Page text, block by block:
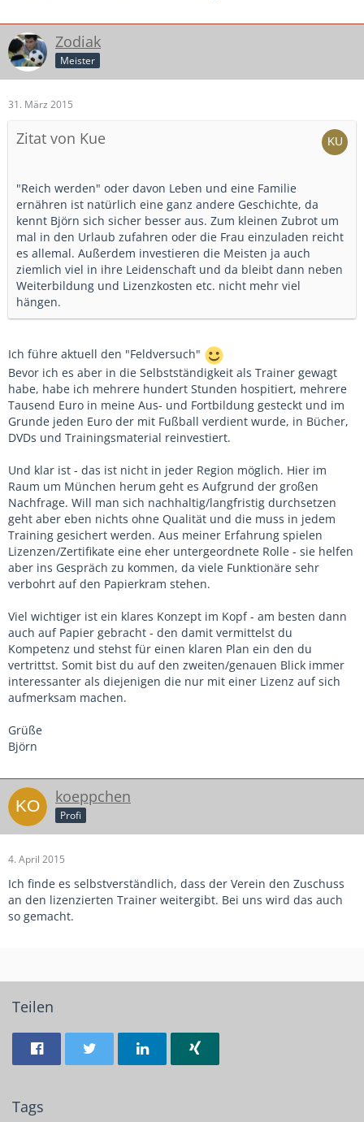
Zodiak
Meister
31. März 2015
Zitat von Kue
"Reich werden" oder davon Leben und eine Familie
ernähren ist natürlich eine ganz andere Geschichte, da
kennt Björn sich sicher besser aus. Zum kleinen Zubrot um
mal in den Urlaub zufahren oder die Frau einzuladen reicht
es allemal. Außerdem investieren die Meisten ja auch
ziemlich viel in ihre Leidenschaft und da bleibt dann neben
Weiterbildung und Lizenzkosten etc. nicht mehr viel
hängen.
Ich führe aktuell den "Feldversuch"
Bevor ich es aber in die Selbstständigkeit als Trainer gewagt
habe, habe ich mehrere hundert Stunden hospitiert, mehrere
Tausend Euro in meine Aus- und Fortbildung gesteckt und im
Grunde jeden Euro der mit Fußball verdient wurde, in Bücher,
DVDs und Trainingsmaterial reinvestiert.
Und klar ist - das ist nicht in jeder Region möglich. Hier im
Raum um München herum geht es Aufgrund der großen
Nachfrage. Will man sich nachhaltig/langfristig durchsetzen
geht aber eben nichts ohne Qualität und die muss in jedem
Training gesichert werden. Aus meiner Erfahrung spielen
Lizenzen/Zertifikate eine eher untergeordnete Rolle - sie helfen
aber ins Gespräch zu kommen, da viele Funktionäre sehr
verbohrt auf den Papierkram stehen.
Viel wichtiger ist ein klares Konzept im Kopf - am besten dann
auch auf Papier gebracht - den damit vermittelst du
Kompetenz und stehst für einen klaren Plan ein den du
vertrittst. Somit bist du auf den zweiten/genauen Blick immer
interessanter als diejenigen die nur mit einer Lizenz auf sich
aufmerksam machen.
Grüße
Björn
koeppchen
Profi
4. April 2015
Ich finde es selbstverständlich, dass der Verein den Zuschuss
an den lizenzierten Trainer weitergibt. Bei uns wird das auch
so gemacht.
Teilen
Tags